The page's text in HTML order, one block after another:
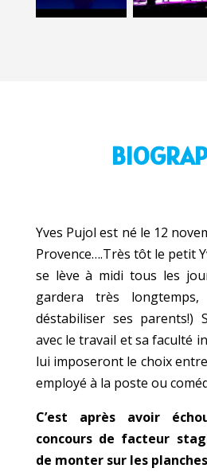
Yves Pujol est né le 12
Provence….Très tôt le petit
se lève à midi tous les
gardera très
déstabiliser ses parents!)
avec le travail et sa faculté
lui imposeront le choix
employé à la poste ou
C’est après avoir
concours de facteur
de monter sur les